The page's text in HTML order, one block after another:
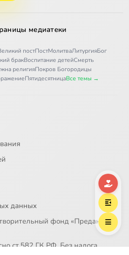
медиатеки
постПостМолитваЛитургияБог
бракВоспитание детейСмерть
религияПокров Богородицы
ПятидесятницаВсе темы →
данных
фонд «Предание»
ст.582 ГК РФ. Без налога